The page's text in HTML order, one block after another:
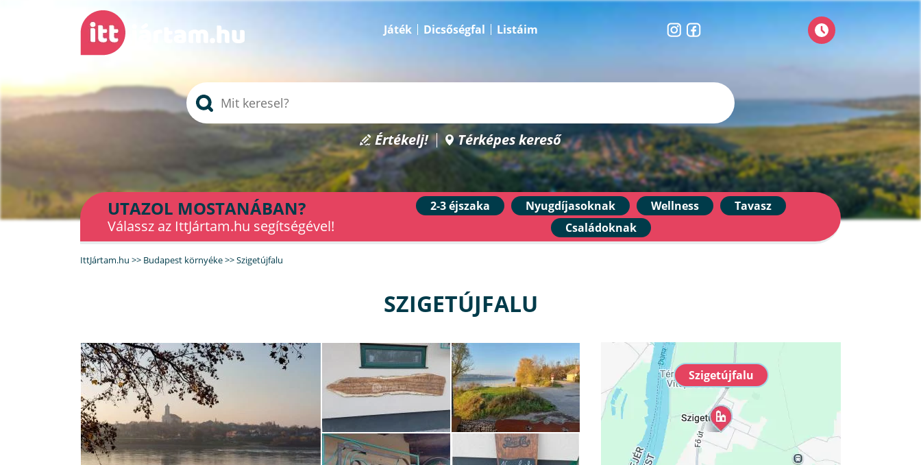
Játék Dicsőségfal Listáim
Értékelj! Térképes kereső
UTAZOL MOSTANÁBAN?
Válassz az IttJártam.hu segítségével!
2-3 éjszaka Nyugdíjasoknak Wellness
Tavasz
Családoknak
IttJártam.hu >> Budapest környéke>>Szigetújfalu
SZIGETÚJFALU
Szigetújfalu